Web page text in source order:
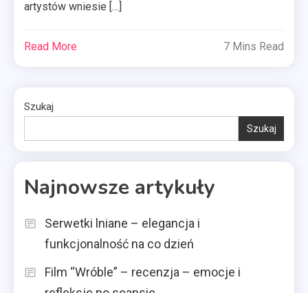
artystów wniesie […]
Read More 7 Mins Read
Szukaj
Szukaj
Najnowsze artykuły
Serwetki lniane – elegancja i
funkcjonalność na co dzień
Film “Wróble” – recenzja – emocje i